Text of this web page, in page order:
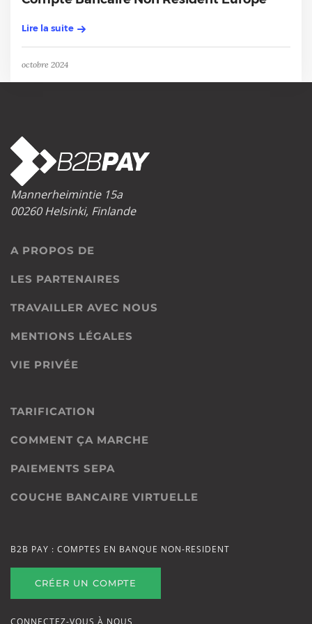
Lire la suite
octobre 2024
Mannerheimintie 15a
00260 Helsinki, Finlande
A PROPOS DE
LES PARTENAIRES
TRAVAILLER AVEC NOUS
MENTIONS LÉGALES
VIE PRIVÉE
TARIFICATION
COMMENT ÇA MARCHE
PAIEMENTS SEPA
COUCHE BANCAIRE VIRTUELLE
B2B PAY : COMPTES EN BANQUE NON-RESIDENT
CRÉER UN COMPTE
CONNECTEZ-VOUS À NOUS